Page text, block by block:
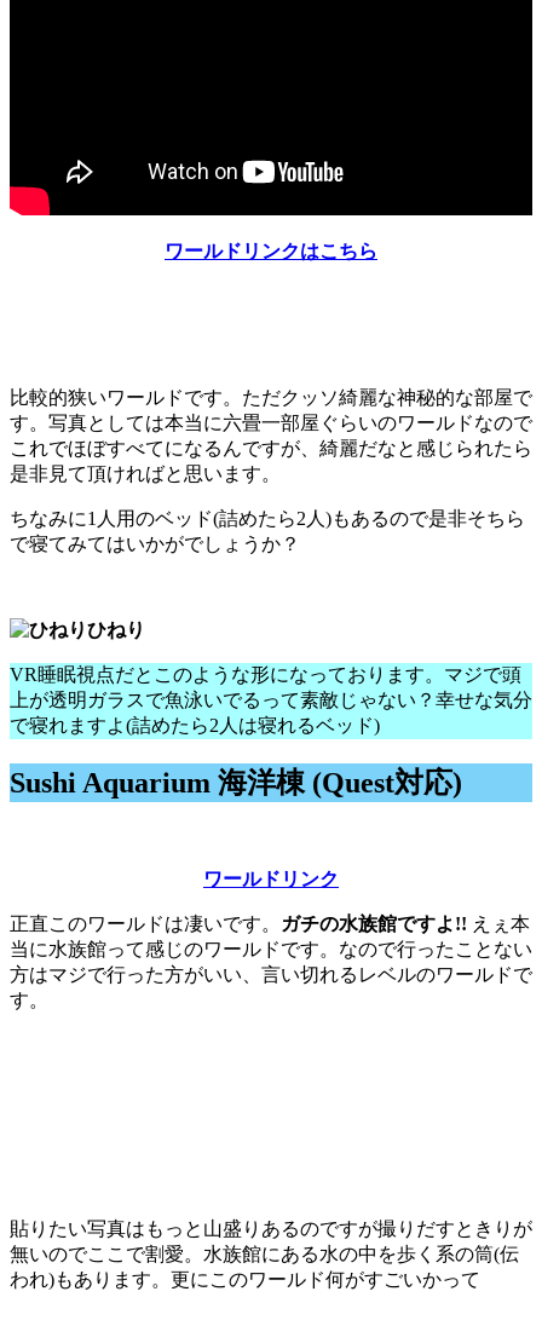
ワールドリンクはこちら
比較的狭いワールドです。ただクッソ綺麗な神秘的な部屋で
す。写真としては本当に六畳一部屋ぐらいのワールドなので
これでほぼすべてになるんですが、綺麗だなと感じられたら
是非見て頂ければと思います。
ちなみに1人用のベッド(詰めたら2人)もあるので是非そちら
で寝てみてはいかがでしょうか？
ひねり
VR睡眠視点だとこのような形になっております。マジで頭
上が透明ガラスで魚泳いでるって素敵じゃない？幸せな気分
で寝れますよ(詰めたら2人は寝れるベッド)
Sushi Aquarium 海洋棟 (Quest対応)
ワールドリンク
正直このワールドは凄いです。 ガチの水族館ですよ!! えぇ本
当に水族館って感じのワールドです。なので行ったことない
方はマジで行った方がいい、言い切れるレベルのワールドで
す。
貼りたい写真はもっと山盛りあるのですが撮りだすときりが
無いのでここで割愛。水族館にある水の中を歩く系の筒(伝
われ)もあります。更にこのワールド何がすごいかって